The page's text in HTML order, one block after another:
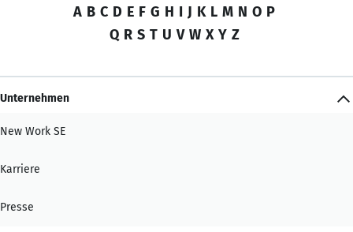
A B C D E F G H I J K L M N O P
Q R S T U V W X Y Z
Unternehmen
New Work SE
Karriere
Presse